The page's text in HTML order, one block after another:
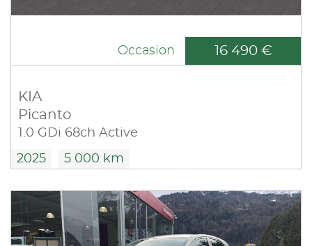
Occasion 16 490 €
KIA
Picanto
1.0 GDi 68ch Active
2025 5 000 km